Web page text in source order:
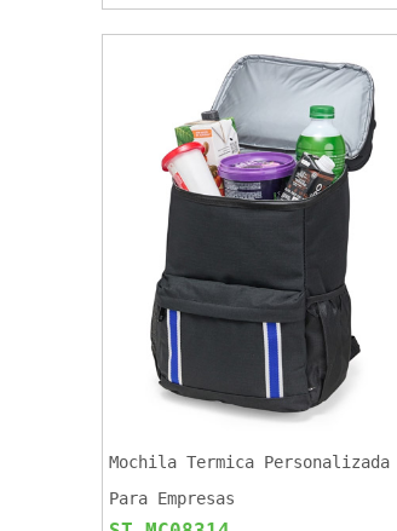
Mochila Termica Personalizada
Para Empresas